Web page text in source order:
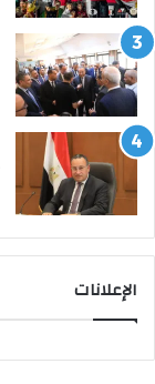
الإعلانات